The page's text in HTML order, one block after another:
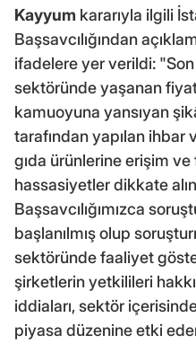
Kayyum kararıyla ilgili
Başsavcılığından
ifadelere yer verildi:
sektöründe yaşanan
kamuoyuna yansıyan
tarafından yapılan ihbar
gıda ürünlerine erişim
hassasiyetler dikkate
Başsavcılığımızca
başlanılmış olup
sektöründe faaliyet
şirketlerin yetkilileri
iddiaları, sektör
piyasa düzenine etki